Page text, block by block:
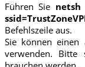
Führen Sie netsh
Befehlszeile aus.
Sie können einen
verwenden.